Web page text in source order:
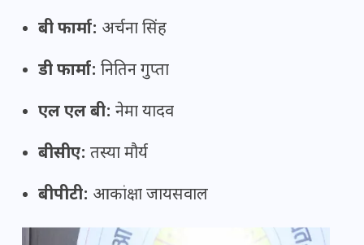
बी फार्मा: अर्चना सिंह
डी फार्मा: नितिन गुप्ता
एल एल बी: नेमा यादव
बीसीए: तस्या मौर्य
बीपीटी: आकांक्षा जायसवाल